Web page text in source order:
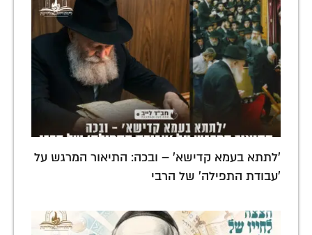
'לתתא בעמא קדישא' – ובכה: התיאור המרגש על
'עבודת התפילה' של הרבי